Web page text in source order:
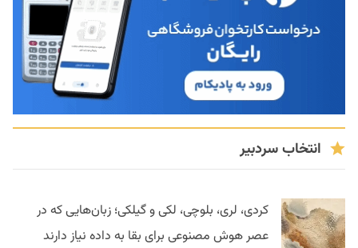
انتخاب سردبیر
کردی، لری، بلوچی، لکی و گیلکی؛ زبان‌هایی که در
عصر هوش مصنوعی برای بقا به داده نیاز دارند